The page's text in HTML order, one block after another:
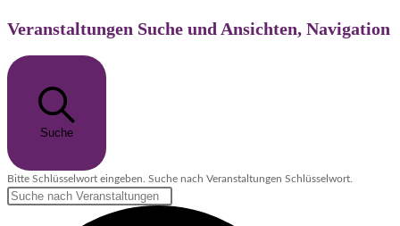
Veranstaltungen Suche und Ansichten, Navigation
Suche
Bitte Schlüsselwort eingeben. Suche nach Veranstaltungen Schlüsselwort.